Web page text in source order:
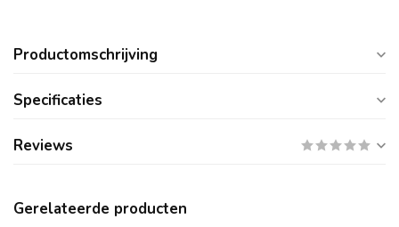
Productomschrijving
Specificaties
Reviews
Gerelateerde producten